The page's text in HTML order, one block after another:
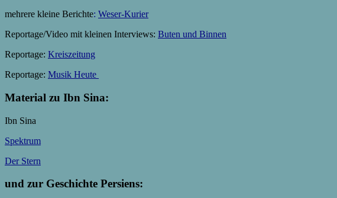
mehrere kleine Berichte: Weser-Kurier
Reportage/Video mit kleinen Interviews: Buten und Binnen
Reportage: Kreiszeitung
Reportage: Musik Heute
Material zu Ibn Sina:
Ibn Sina
Spektrum
Der Stern
und zur Geschichte Persiens: